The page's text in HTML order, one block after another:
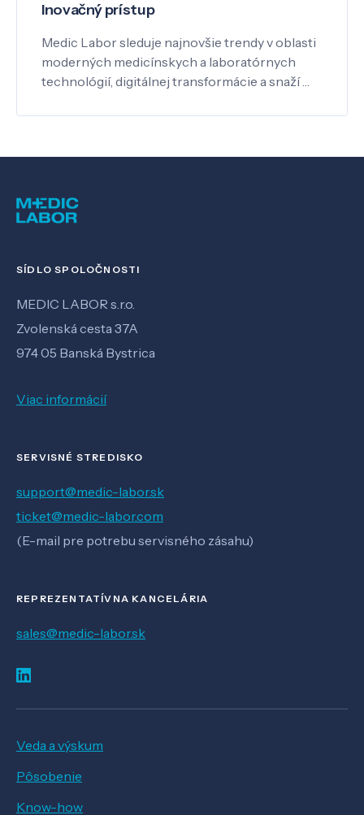
Inovačný prístup
Medic Labor sleduje najnovšie trendy v oblasti
moderných medicínskych a laboratórnych
technológií, digitálnej transformácie a snaží …
SÍDLO SPOLOČNOSTI
MEDIC LABOR s.r.o.
Zvolenská cesta 37A
974 05 Banská Bystrica
Viac informácií
SERVISNÉ STREDISKO
support@medic-labor.sk
ticket@medic-labor.com
(E-mail pre potrebu servisného zásahu)
REPREZENTATÍVNA KANCELÁRIA
sales@medic-labor.sk
Veda a výskum
Pôsobenie
Know-how